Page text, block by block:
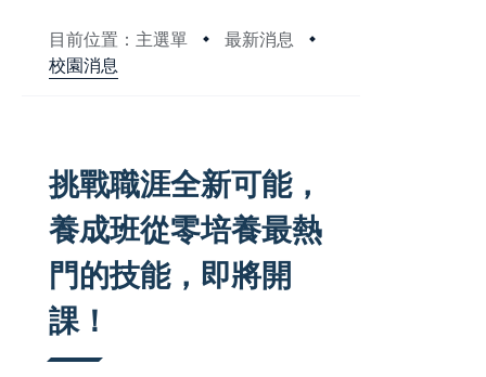
目前位置：主選單
最新消息
校園消息
挑戰職涯全新可能，
養成班從零培養最熱
門的技能，即將開
課！